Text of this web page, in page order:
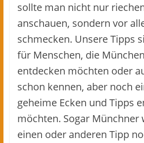
sollte man nicht nur
anschauen, sondern vor
schmecken. Unsere Tipps
für Menschen, die
entdecken möchten oder
schon kennen, aber noch
geheime Ecken und Tipps
möchten. Sogar Münchner
einen oder anderen Tipp